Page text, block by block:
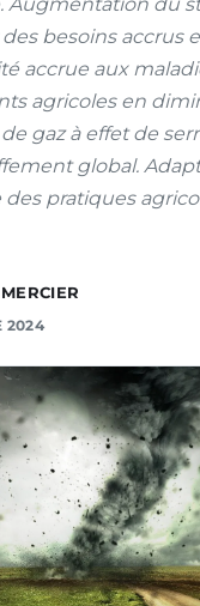
besoins accrus
accrue aux
agricoles en
gaz à effet de
global.
des pratiques
2024